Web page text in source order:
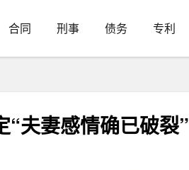
合同 刑事 债务 专利
夫妻感情确已破裂”